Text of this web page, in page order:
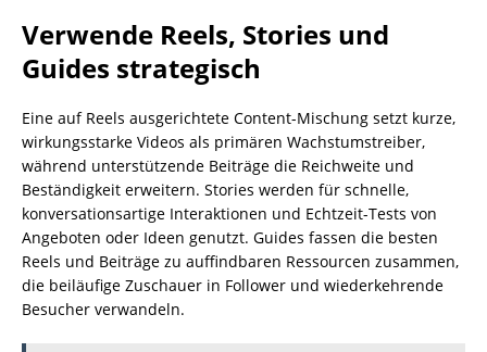
Verwende Reels, Stories und
Guides strategisch
Eine auf Reels ausgerichtete Content-Mischung setzt kurze,
wirkungsstarke Videos als primären Wachstumstreiber,
während unterstützende Beiträge die Reichweite und
Beständigkeit erweitern. Stories werden für schnelle,
konversationsartige Interaktionen und Echtzeit-Tests von
Angeboten oder Ideen genutzt. Guides fassen die besten
Reels und Beiträge zu auffindbaren Ressourcen zusammen,
die beiläufige Zuschauer in Follower und wiederkehrende
Besucher verwandeln.